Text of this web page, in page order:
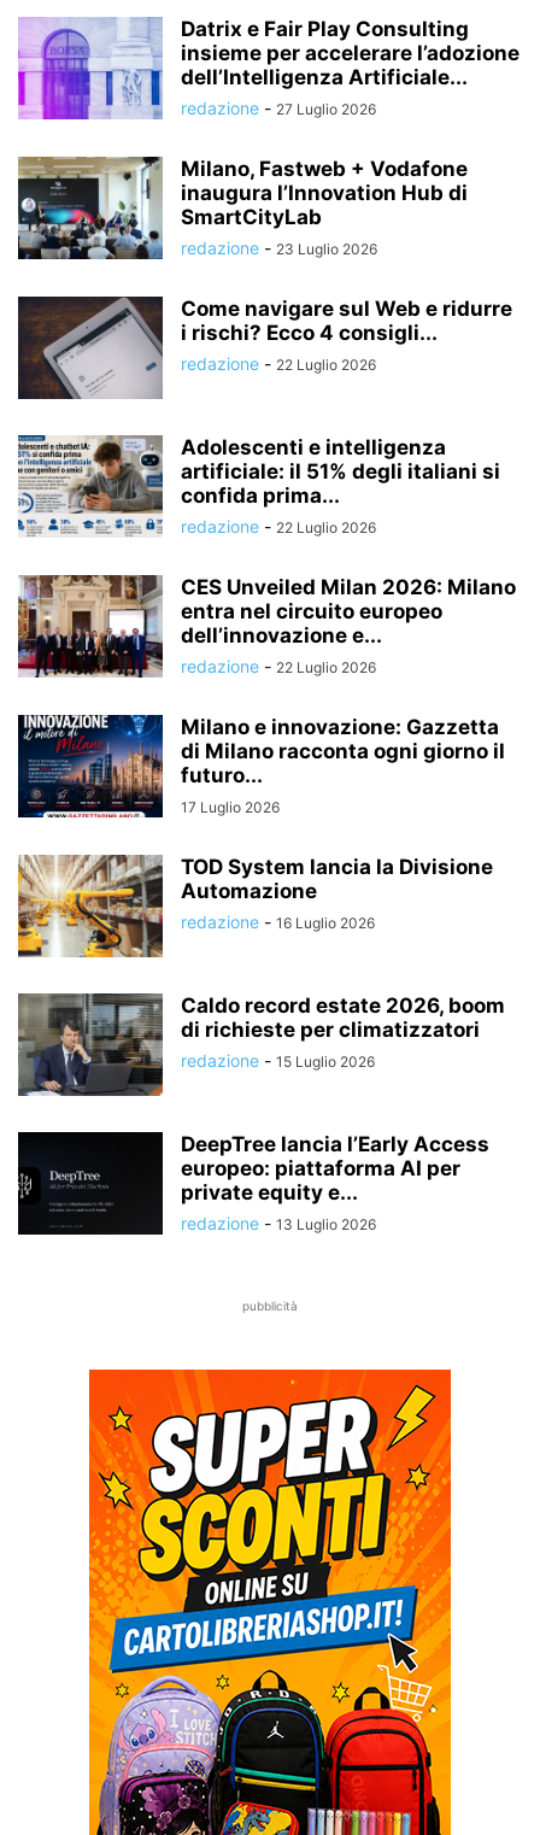
Datrix e Fair Play Consulting
insieme per accelerare l’adozione
dell’Intelligenza Artificiale...
redazione - 27 Luglio 2026
Milano, Fastweb + Vodafone
inaugura l’Innovation Hub di
SmartCityLab
redazione - 23 Luglio 2026
Come navigare sul Web e ridurre
i rischi? Ecco 4 consigli...
redazione - 22 Luglio 2026
Adolescenti e intelligenza
artificiale: il 51% degli italiani si
confida prima...
redazione - 22 Luglio 2026
CES Unveiled Milan 2026: Milano
entra nel circuito europeo
dell’innovazione e...
redazione - 22 Luglio 2026
Milano e innovazione: Gazzetta
di Milano racconta ogni giorno il
futuro...
17 Luglio 2026
TOD System lancia la Divisione
Automazione
redazione - 16 Luglio 2026
Caldo record estate 2026, boom
di richieste per climatizzatori
redazione - 15 Luglio 2026
DeepTree lancia l’Early Access
europeo: piattaforma AI per
private equity e...
redazione - 13 Luglio 2026
pubblicità